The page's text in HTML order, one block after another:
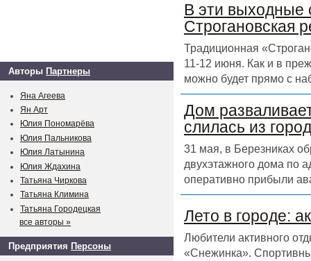
В эти выходные
Строгановская
Традиционная
11-12 июня. Как и в
можно будет прямо с
Дом
слилась из
31 мая, в Березниках
двухэтажного дома по
оперативно прибыли
Лето в городе:
Любители активного
«Снежинка».
Авторы Партнеры
Яна Агеева
Ян Арт
Юлия Пономарёва
Юлия Пальникова
Юлия Латынина
Юлия Ждахина
Татьяна Чиркова
Татьяна Климина
Татьяна Городецкая
все авторы »
Предприятия Персоны